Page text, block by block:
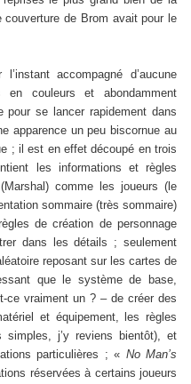
de Brom avait pour le
accompagné d’aucune
couleurs et abondamment
se lancer rapidement dans
apparence un peu biscornue au
; il est en effet découpé en trois
les informations et règles
comme les joueurs (le
sommaire (très sommaire)
de création de personnage
dans les détails ; seulement
reposant sur les cartes de
que le système de base,
ce vraiment un ? – de créer des
et équipement, les règles
j’y reviens bientôt), et
particulières ; « No Man’s
réservées à certains joueurs